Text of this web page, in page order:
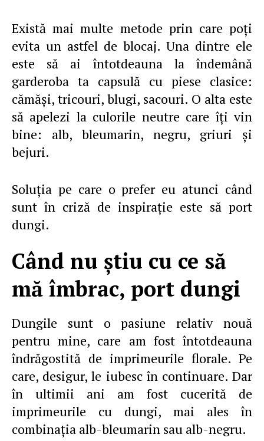
Există mai multe metode prin care poţi
evita un astfel de blocaj. Una dintre ele
este să ai întotdeauna la îndemână
garderoba ta capsulă cu piese clasice:
cămăşi, tricouri, blugi, sacouri. O alta este
să apelezi la culorile neutre care îţi vin
bine: alb, bleumarin, negru, griuri şi
bejuri.
Soluţia pe care o prefer eu atunci când
sunt în criză de inspiraţie este să port
dungi.
Când nu ştiu cu ce să
mă îmbrac, port dungi
Dungile sunt o pasiune relativ nouă
pentru mine, care am fost întotdeauna
îndrăgostită de imprimeurile florale. Pe
care, desigur, le iubesc în continuare. Dar
în ultimii ani am fost cucerită de
imprimeurile cu dungi, mai ales în
combinaţia alb-bleumarin sau alb-negru.